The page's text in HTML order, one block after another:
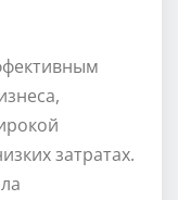
затратах.